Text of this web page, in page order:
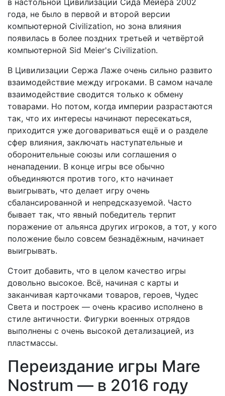
в настольной Цивилизации Сида Мейера 2002
года, не было в первой и второй версии
компьютерной Civilization, но зона влияния
появилась в более поздних третьей и четвёртой
компьютерной Sid Meier's Civilization.
В Цивилизации Сержа Лаже очень сильно развито
взаимодействие между игроками. В самом начале
взаимодействие сводится только к обмену
товарами. Но потом, когда империи разрастаются
так, что их интересы начинают пересекаться,
приходится уже договариваться ещё и о разделе
сфер влияния, заключать наступательные и
оборонительные союзы или соглашения о
ненападении. В конце игры все обычно
объединяются против того, кто начинает
выигрывать, что делает игру очень
сбалансированной и непредсказуемой. Часто
бывает так, что явный победитель терпит
поражение от альянса других игроков, а тот, у кого
положение было совсем безнадёжным, начинает
выигрывать.
Стоит добавить, что в целом качество игры
довольно высокое. Всё, начиная с карты и
заканчивая карточками товаров, героев, Чудес
Света и построек — очень красиво исполнено в
стиле античности. Фигурки военных отрядов
выполнены с очень высокой детализацией, из
пластмассы.
Переиздание игры Mare
Nostrum — в 2016 году